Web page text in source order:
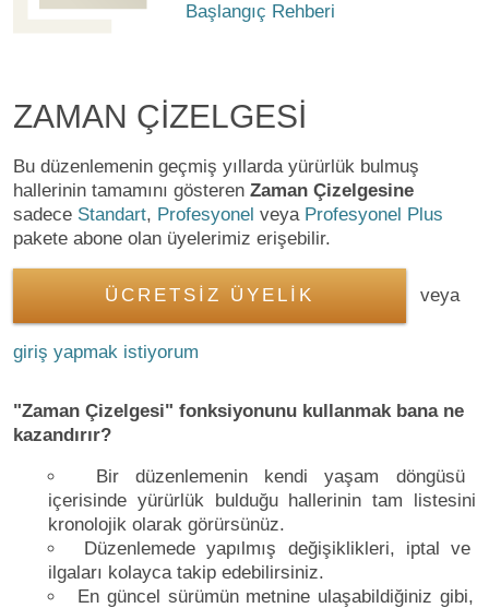
Başlangıç Rehberi
ZAMAN ÇİZELGESİ
Bu düzenlemenin geçmiş yıllarda yürürlük bulmuş
hallerinin tamamını gösteren Zaman Çizelgesine
sadece Standart, Profesyonel veya Profesyonel Plus
pakete abone olan üyelerimiz erişebilir.
ÜCRETSİZ ÜYELİK veya
giriş yapmak istiyorum
"Zaman Çizelgesi" fonksiyonunu kullanmak bana ne
kazandırır?
Bir düzenlemenin kendi yaşam döngüsü
içerisinde yürürlük bulduğu hallerinin tam listesini
kronolojik olarak görürsünüz.
Düzenlemede yapılmış değişiklikleri, iptal ve
ilgaları kolayca takip edebilirsiniz.
En güncel sürümün metnine ulaşabildiğiniz gibi,